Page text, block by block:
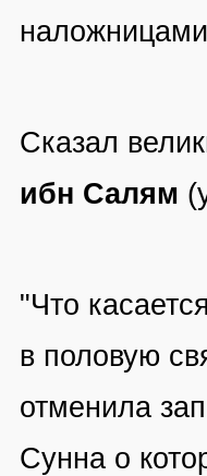
Сказал
ибн Салям
"Что
в половую
отменила
Сунна о